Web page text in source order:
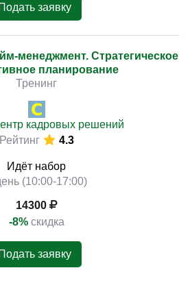
Подать заявку
менеджмент. Стратегическое
планирование
Тренинг
кадровых решений
Рейтинг
4.3
Идёт набор
(10:00-17:00)
14300
-8% скидка
Подать заявку